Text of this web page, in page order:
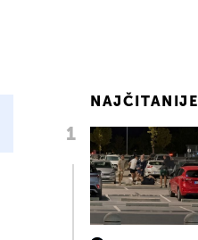
NAJČITANIJE